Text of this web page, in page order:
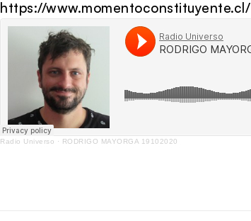
https://www.momentoconstituyente.cl/
Radio Universo · RODRIGO MAYORGA 19102020